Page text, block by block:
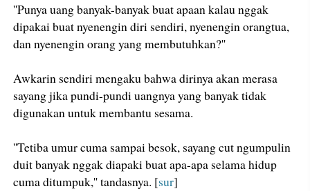
''Punya uang banyak-banyak buat apaan kalau nggak
dipakai buat nyenengin diri sendiri, nyenengin orangtua,
dan nyenengin orang yang membutuhkan?''
Awkarin sendiri mengaku bahwa dirinya akan merasa
sayang jika pundi-pundi uangnya yang banyak tidak
digunakan untuk membantu sesama.
''Tetiba umur cuma sampai besok, sayang cut ngumpulin
duit banyak nggak diapaki buat apa-apa selama hidup
cuma ditumpuk,'' tandasnya. [sur]